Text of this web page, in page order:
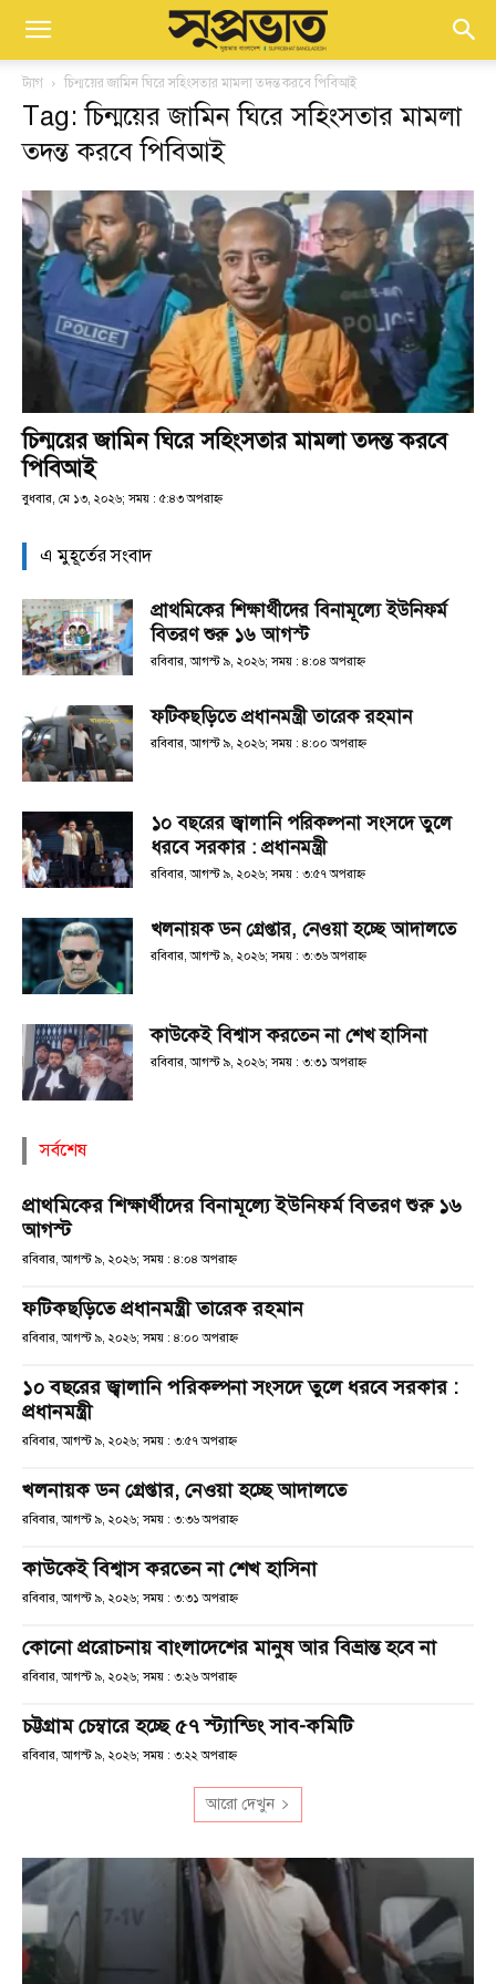
ট্যাগ চিন্ময়ের জামিন ঘিরে সহিংসতার মামলা তদন্ত করবে পিবিআই
Tag: চিন্ময়ের জামিন ঘিরে সহিংসতার মামলা
তদন্ত করবে পিবিআই
চিন্ময়ের জামিন ঘিরে সহিংসতার মামলা তদন্ত করবে
পিবিআই
বুধবার, মে ১৩, ২০২৬; সময় : ৫:৪৩ অপরাহ্ণ
এ মুহূর্তের সংবাদ
প্রাথমিকের শিক্ষার্থীদের বিনামূল্যে ইউনিফর্ম
বিতরণ শুরু ১৬ আগস্ট
রবিবার, আগস্ট ৯, ২০২৬; সময় : ৪:০৪ অপরাহ্ণ
ফটিকছড়িতে প্রধানমন্ত্রী তারেক রহমান
রবিবার, আগস্ট ৯, ২০২৬; সময় : ৪:০০ অপরাহ্ণ
১০ বছরের জ্বালানি পরিকল্পনা সংসদে তুলে
ধরবে সরকার : প্রধানমন্ত্রী
রবিবার, আগস্ট ৯, ২০২৬; সময় : ৩:৫৭ অপরাহ্ণ
খলনায়ক ডন গ্রেপ্তার, নেওয়া হচ্ছে আদালতে
রবিবার, আগস্ট ৯, ২০২৬; সময় : ৩:৩৬ অপরাহ্ণ
কাউকেই বিশ্বাস করতেন না শেখ হাসিনা
রবিবার, আগস্ট ৯, ২০২৬; সময় : ৩:৩১ অপরাহ্ণ
সর্বশেষ
প্রাথমিকের শিক্ষার্থীদের বিনামূল্যে ইউনিফর্ম বিতরণ শুরু ১৬
আগস্ট
রবিবার, আগস্ট ৯, ২০২৬; সময় : ৪:০৪ অপরাহ্ণ
ফটিকছড়িতে প্রধানমন্ত্রী তারেক রহমান
রবিবার, আগস্ট ৯, ২০২৬; সময় : ৪:০০ অপরাহ্ণ
১০ বছরের জ্বালানি পরিকল্পনা সংসদে তুলে ধরবে সরকার :
প্রধানমন্ত্রী
রবিবার, আগস্ট ৯, ২০২৬; সময় : ৩:৫৭ অপরাহ্ণ
খলনায়ক ডন গ্রেপ্তার, নেওয়া হচ্ছে আদালতে
রবিবার, আগস্ট ৯, ২০২৬; সময় : ৩:৩৬ অপরাহ্ণ
কাউকেই বিশ্বাস করতেন না শেখ হাসিনা
রবিবার, আগস্ট ৯, ২০২৬; সময় : ৩:৩১ অপরাহ্ণ
কোনো প্ররোচনায় বাংলাদেশের মানুষ আর বিভ্রান্ত হবে না
রবিবার, আগস্ট ৯, ২০২৬; সময় : ৩:২৬ অপরাহ্ণ
চট্টগ্রাম চেম্বারে হচ্ছে ৫৭ স্ট্যান্ডিং সাব-কমিটি
রবিবার, আগস্ট ৯, ২০২৬; সময় : ৩:২২ অপরাহ্ণ
আরো দেখুন